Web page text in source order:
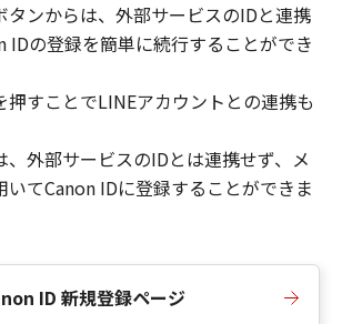
ンからは、外部サービスのIDと連携
IDの登録を簡単に続行することができ
押すことでLINEアカウントとの連携も
外部サービスのIDとは連携せず、メ
いてCanon IDに登録することができま
ID 新規登録ページ